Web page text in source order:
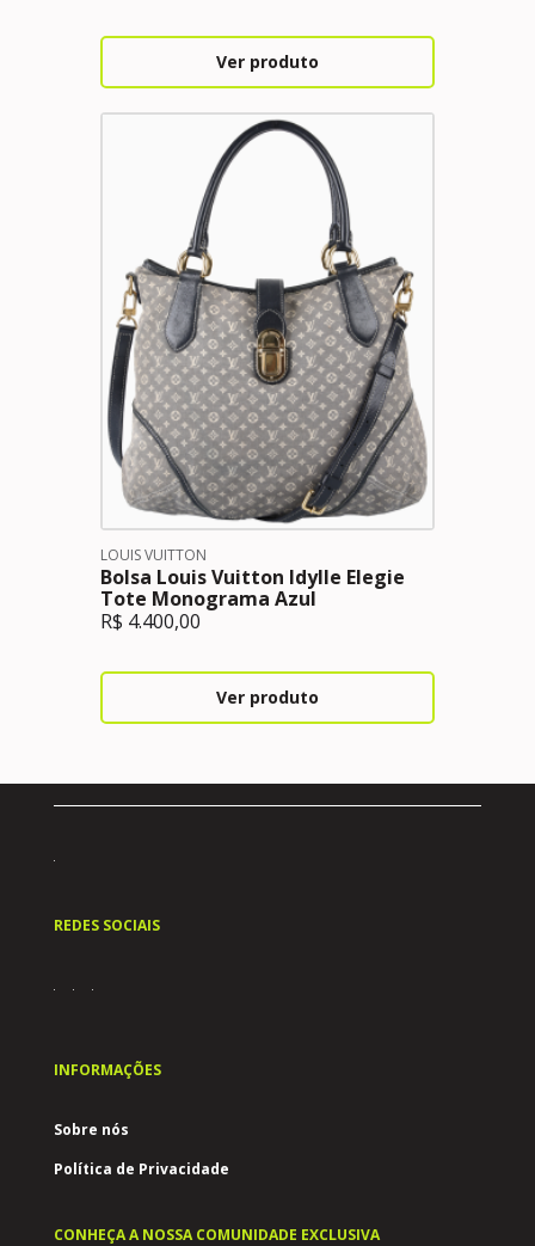
Ver produto
LOUIS VUITTON
Bolsa Louis Vuitton Idylle Elegie
Tote Monograma Azul
R$ 4.400,00
Ver produto
REDES SOCIAIS
INFORMAÇÕES
Sobre nós
Política de Privacidade